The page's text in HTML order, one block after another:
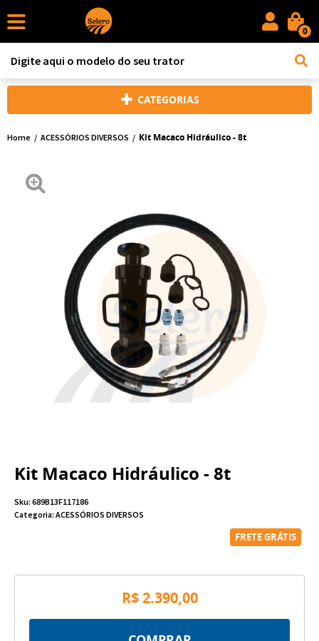
0
CATEGORIAS
Home ACESSÓRIOS DIVERSOS Kit Macaco Hidráulico - 8t
Kit Macaco Hidráulico - 8t
Sku: 689B13F117186
Categoria: ACESSÓRIOS DIVERSOS
FRETE GRÁTIS
R$ 2.390,00